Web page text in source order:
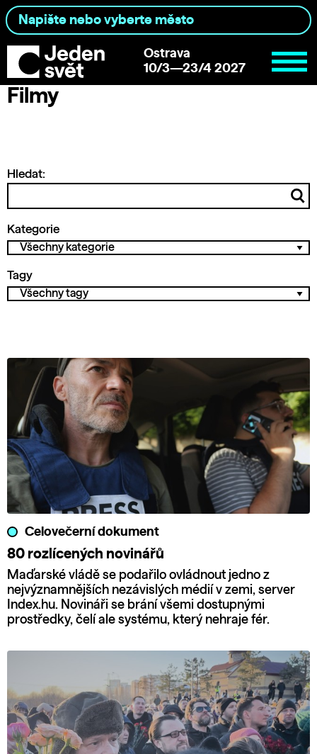
Ostrava
10/3—23/4 2027
Filmy
Hledat:
Kategorie
Tagy
Celovečerní dokument
80 rozlícených novinářů
Maďarské vládě se podařilo ovládnout jedno z
nejvýznamnějších nezávislých médií v zemi, server
Index.hu. Novináři se brání všemi dostupnými
prostředky, čelí ale systému, který nehraje fér.